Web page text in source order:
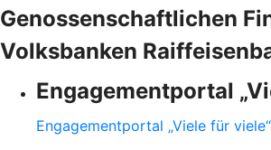
Genossenschaftlichen
Volksbanken
Engagementportal
Engagementportal „Viele für viele“